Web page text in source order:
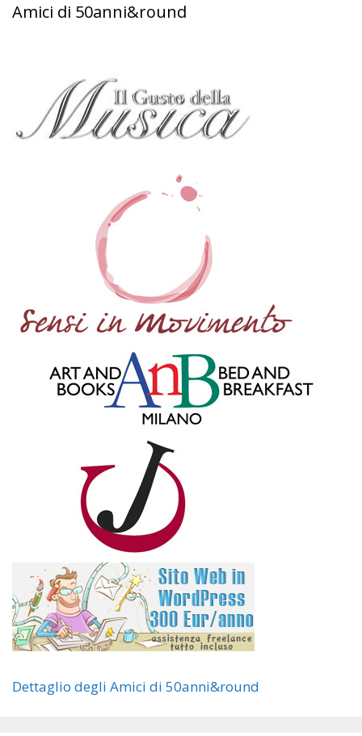
Amici di 50anni&round
Dettaglio degli Amici di 50anni&round